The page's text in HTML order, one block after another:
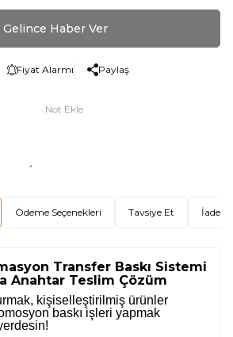
Gelince Haber Ver
Fiyat Alarmı Paylaş
Not Ekle
Ödeme Seçenekleri Tavsiye Et İade
Transfer Baskı Sistemi
Anahtar Teslim Çözüm
kişiselleştirilmiş ürünler
baskı işleri yapmak